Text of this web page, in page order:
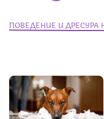
ПОВЕДЕНИЕ И ДРЕСУРА